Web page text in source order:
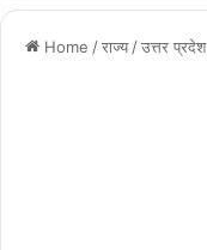
Home /राज्य /उत्तर प्रदेश